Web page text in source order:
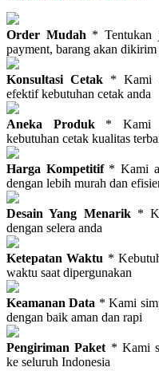
Order Mudah * Tentukan
payment, barang akan dikirim
Konsultasi Cetak* Kami
efektif kebutuhan cetak anda
Aneka Produk * Kami
kebutuhan cetak kualitas
Harga Kompetitif* Kami
dengan lebih murah dan
Desain Yang Menarik*
dengan selera anda
Ketepatan Waktu *
waktu saat dipergunakan
Keamanan Data * Kami
dengan baik aman dan rapi
Pengiriman Paket * Kami
ke seluruh Indonesia